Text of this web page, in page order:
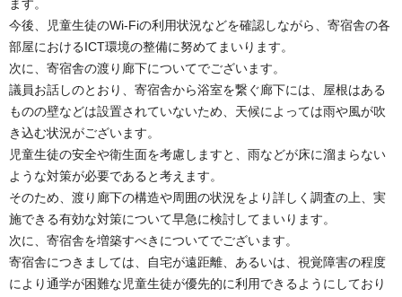
ます。
今後、児童生徒のWi-Fiの利用状況などを確認しながら、寄宿舎の各
部屋におけるICT環境の整備に努めてまいります。
次に、寄宿舎の渡り廊下についてでございます。
議員お話しのとおり、寄宿舎から浴室を繋ぐ廊下には、屋根はある
ものの壁などは設置されていないため、天候によっては雨や風が吹
き込む状況がございます。
児童生徒の安全や衛生面を考慮しますと、雨などが床に溜まらない
ような対策が必要であると考えます。
そのため、渡り廊下の構造や周囲の状況をより詳しく調査の上、実
施できる有効な対策について早急に検討してまいります。
次に、寄宿舎を増築すべきについてでございます。
寄宿舎につきましては、自宅が遠距離、あるいは、視覚障害の程度
により通学が困難な児童生徒が優先的に利用できるようにしており